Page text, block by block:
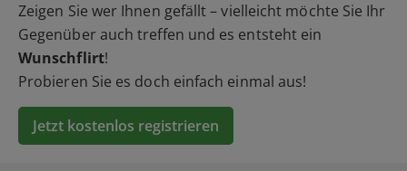
Zeigen Sie wer Ihnen gefällt – vielleicht möchte Sie Ihr
Gegenüber auch treffen und es entsteht ein
Wunschflirt!
Probieren Sie es doch einfach einmal aus!
Jetzt kostenlos registrieren